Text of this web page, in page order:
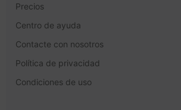
Precios
Centro de ayuda
Contacte con nosotros
Política de privacidad
Condiciones de uso